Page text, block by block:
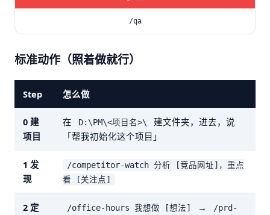
/qa
标准动作（照着做就行）
Step 怎么做
0 建
项目
在 D:\PM\<项目名>\
建文件夹，进去，说
「帮我初始化这个项目」
1 发
现
/competitor-watch 分析 [竞品网址]，重点
看 [关注点]
2 定
/office-hours 我想做 [想法] →
/prd-